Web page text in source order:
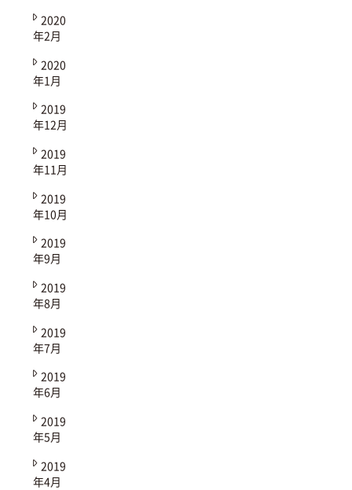
2020
年2月
2020
年1月
2019
年12月
2019
年11月
2019
年10月
2019
年9月
2019
年8月
2019
年7月
2019
年6月
2019
年5月
2019
年4月